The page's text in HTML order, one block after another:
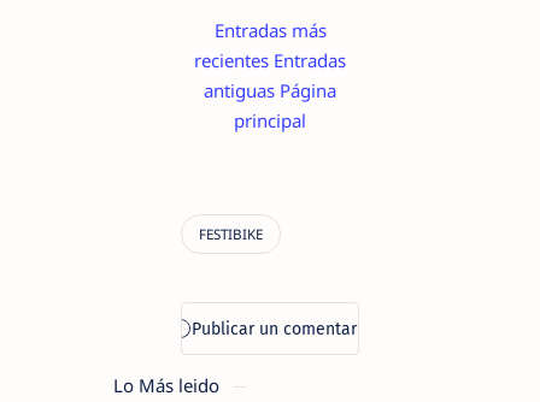
Entradas más
recientes Entradas
antiguas Página
principal
Lo Más leido